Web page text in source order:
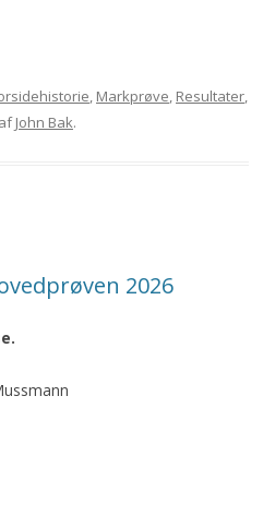
Markprøve Resultater
afJohn Bak.
2026